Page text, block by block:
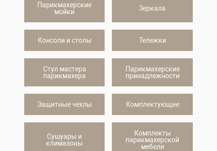
Парикмахерские
мойки
Зеркала
Консоли и столы Тележки
Стул мастера
парикмахера
Парикмахерские
принадлежности
Защитные чехлы Комплектующие
Сушуары и
климазоны
Комплекты
парикмахерской
мебели